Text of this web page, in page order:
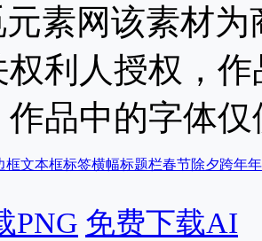
素网该素材
利人授权，
作品中的字体
框文本框标签横幅标题栏春节除夕跨年
PNG 免费下载AI